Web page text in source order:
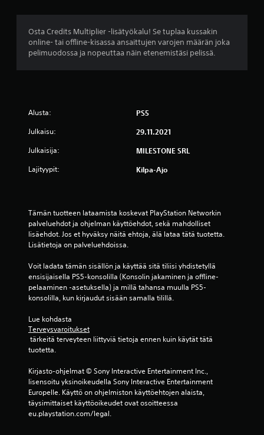
t
ä
h
i
d
s
Osta Credits Multiplier -lisätyökalu! Se tuplaa kussakin
online- tai offline-kisassa ansaittujen varojen määrän joka
pelimuodossa ja nopeuttaa näin etenemistäsi pelissä.
Alusta: PS5
Julkaisu: 29.11.2021
Julkaisija: MILESTONE SRL
Lajityypit: Kilpa-Ajo
Tämän tuotteen lataamista koskevat PlayStation Networkin
palveluehdot ja ohjelman käyttöehdot, sekä mahdolliset
lisäehdot. Jos et hyväksy näitä ehtoja, älä lataa tätä tuotetta.
Lisätietoja on palveluehdoissa.
Voit ladata tämän sisällön ja käyttää sitä tiliisi yhdistetyllä
ensisijaisella PS5-konsolilla (Konsolin jakaminen ja offline-
pelaaminen -asetuksella) ja millä tahansa muulla PS5-
konsolilla, kun kirjaudut sisään samalla tilillä.
Lue kohdasta
Terveysvaroitukset
tuotetta.
Kirjasto-ohjelmat © Sony Interactive Entertainment Inc.,
lisensoitu yksinoikeudella Sony Interactive Entertainment
Europelle. Käyttö on ohjelmiston käyttöehtojen alaista,
täysimittaiset käyttöoikeudet ovat osoitteessa
eu.playstation.com/legal.